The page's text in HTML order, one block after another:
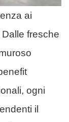
ai
fresche
ogni
il